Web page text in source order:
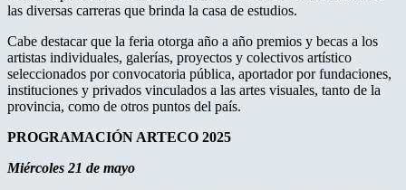
las diversas carreras que brinda la casa de estudios.
Cabe destacar que la feria otorga año a año premios y becas a los
artistas individuales, galerías, proyectos y colectivos artístico
seleccionados por convocatoria pública, aportador por fundaciones,
instituciones y privados vinculados a las artes visuales, tanto de la
provincia, como de otros puntos del país.
PROGRAMACIÓN ARTECO 2025
Miércoles 21 de mayo